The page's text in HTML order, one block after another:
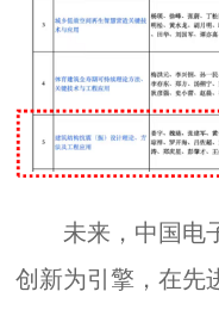
未来，中国电
创新为引擎，在先